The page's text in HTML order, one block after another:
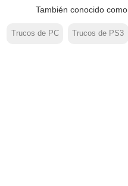
También conocido como
Trucos de PC Trucos de PS3